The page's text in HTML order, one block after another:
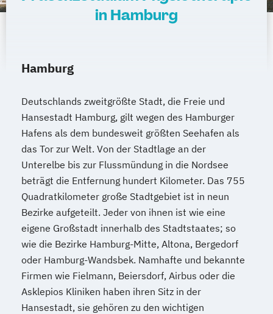
in Hamburg
Hamburg
Deutschlands zweitgrößte Stadt, die Freie und
Hansestadt Hamburg, gilt wegen des Hamburger
Hafens als dem bundesweit größten Seehafen als
das Tor zur Welt. Von der Stadtlage an der
Unterelbe bis zur Flussmündung in die Nordsee
beträgt die Entfernung hundert Kilometer. Das 755
Quadratkilometer große Stadtgebiet ist in neun
Bezirke aufgeteilt. Jeder von ihnen ist wie eine
eigene Großstadt innerhalb des Stadtstaates; so
wie die Bezirke Hamburg-Mitte, Altona, Bergedorf
oder Hamburg-Wandsbek. Namhafte und bekannte
Firmen wie Fielmann, Beiersdorf, Airbus oder die
Asklepios Kliniken haben ihren Sitz in der
Hansestadt, sie gehören zu den wichtigen